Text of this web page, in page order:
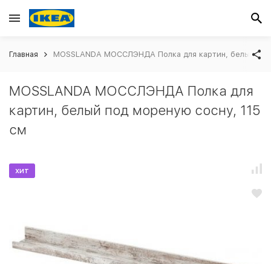
Главная MOSSLANDA МОССЛЭНДА Полка для картин, белый
MOSSLANDA МОССЛЭНДА Полка для
картин, белый под мореную сосну, 115
см
хит